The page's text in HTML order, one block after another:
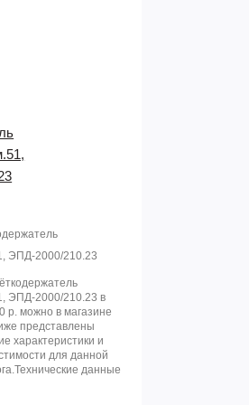
ЭПД-2000/210.23
ЭПД-2000/210.23 в
р. можно в магазине
представлены
характеристики и
для данной
данные